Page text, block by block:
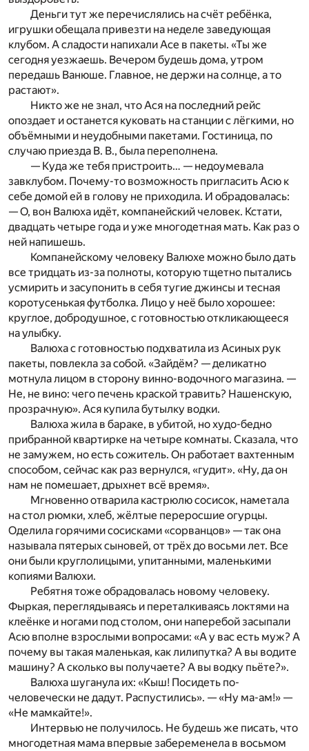
Деньги тут же перечислялись на счёт ребёнка,
игрушки обещала привезти на неделе заведующая
клубом. А сладости напихали Асе в пакеты. «Ты же
сегодня уезжаешь. Вечером будешь дома, утром
передашь Ванюше. Главное, не держи на солнце, а то
растают».
Никто же не знал, что Ася на последний рейс
опоздает и останется куковать на станции с лёгкими, но
объёмными и неудобными пакетами. Гостиница, по
случаю приезда В. В., была переполнена.
— Куда же тебя пристроить… — недоумевала
завклубом. Почему-то возможность пригласить Асю к
себе домой ей в голову не приходила. И обрадовалась:
— О, вон Валюха идёт, компанейский человек. Кстати,
двадцать четыре года и уже многодетная мать. Как раз о
ней напишешь.
Компанейскому человеку Валюхе можно было дать
все тридцать из-за полноты, которую тщетно пытались
усмирить и засупонить в себя тугие джинсы и тесная
коротусенькая футболка. Лицо у неё было хорошее:
круглое, добродушное, с готовностью откликающееся
на улыбку.
Валюха с готовностью подхватила из Асиных рук
пакеты, повлекла за собой. «Зайдём? — деликатно
мотнула лицом в сторону винно-водочного магазина. —
Не, не вино: чего печень краской травить? Нашенскую,
прозрачную». Ася купила бутылку водки.
Валюха жила в бараке, в убитой, но худо-бедно
прибранной квартирке на четыре комнаты. Сказала, что
не замужем, но есть сожитель. Он работает вахтенным
способом, сейчас как раз вернулся, «гудит». «Ну, да он
нам не помешает, дрыхнет всё время».
Мгновенно отварила кастрюлю сосисок, наметала
на стол рюмки, хлеб, жёлтые переросшие огурцы.
Оделила горячими сосисками «сорванцов» — так она
называла пятерых сыновей, от трёх до восьми лет. Все
они были круглолицыми, упитанными, маленькими
копиями Валюхи.
Ребятня тоже обрадовалась новому человеку.
Фыркая, переглядываясь и переталкиваясь локтями на
клеёнке и ногами под столом, они наперебой засыпали
Асю вполне взрослыми вопросами: «А у вас есть муж? А
почему вы такая маленькая, как лилипутка? А вы водите
машину? А сколько вы получаете? А вы водку пьёте?».
Валюха шуганула их: «Кыш! Посидеть по-
человечески не дадут. Распустились». — «Ну ма-ам!» —
«Не мамкайте!».
Интервью не получилось. Не будешь же писать, что
многодетная мама впервые забеременела в восьмом